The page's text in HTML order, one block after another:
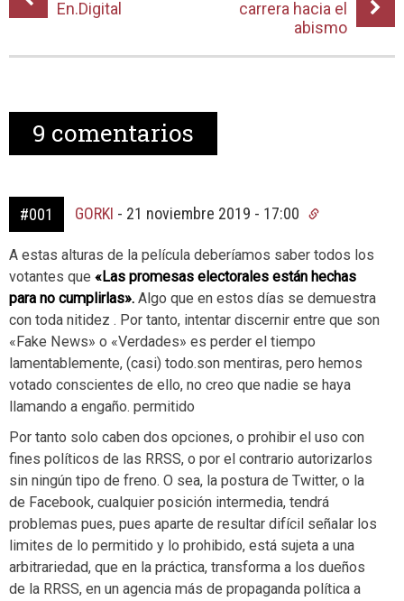
En.Digital
carrera hacia el
abismo
9 comentarios
#001 GORKI - 21 noviembre 2019 - 17:00
A estas alturas de la película deberíamos saber todos los
votantes que «Las promesas electorales están hechas
para no cumplirlas». Algo que en estos días se demuestra
con toda nitidez . Por tanto, intentar discernir entre que son
«Fake News» o «Verdades» es perder el tiempo
lamentablemente, (casi) todo.son mentiras, pero hemos
votado conscientes de ello, no creo que nadie se haya
llamando a engaño. permitido
Por tanto solo caben dos opciones, o prohibir el uso con
fines políticos de las RRSS, o por el contrario autorizarlos
sin ningún tipo de freno. O sea, la postura de Twitter, o la
de Facebook, cualquier posición intermedia, tendrá
problemas pues, pues aparte de resultar difícil señalar los
limites de lo permitido y lo prohibido, está sujeta a una
arbitrariedad, que en la práctica, transforma a los dueños
de la RRSS, en un agencia más de propaganda política a